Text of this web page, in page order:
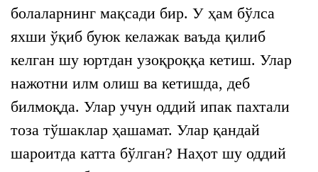
болаларнинг мақсади бир. У ҳам бўлса
яхши ўқиб буюк келажак ваъда қилиб
келган шу юртдан узоқроққа кетиш. Улар
нажотни илм олиш ва кетишда, деб
билмоқда. Улар учун оддий ипак пахтали
тоза тўшаклар ҳашамат. Улар қандай
шароитда катта бўлган? Наҳот шу оддий